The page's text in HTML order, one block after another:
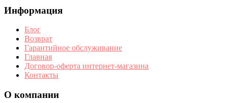
Информация
Блог
Возврат
Гарантийное обслуживание
Главная
Договор-оферта интернет-магазина
Контакты
О компании